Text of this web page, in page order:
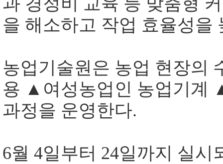
을 해소하고 작업 효율성을
농업기술원은 농업 현장의
용 ▲ 여성농업인 농업기계
과정을 운영한다.
6월 4일부터 24일까지 실시